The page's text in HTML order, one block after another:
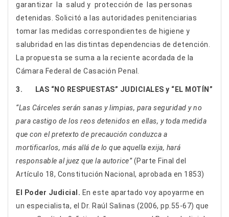
garantizar la salud y protección de las personas
detenidas. Solicitó a las autoridades penitenciarias
tomar las medidas correspondientes de higiene y
salubridad en las distintas dependencias de detención.
La propuesta se suma a la reciente acordada de la
Cámara Federal de Casación Penal.
3. LAS “NO RESPUESTAS” JUDICIALES y “EL MOTÍN”
“Las Cárceles serán sanas y limpias, para seguridad y no
para castigo de los reos detenidos en ellas, y toda medida
que con el pretexto de precaución conduzca a
mortificarlos, más allá de lo que aquella exija, hará
responsable al juez que la autorice”(Parte Final del
Artículo 18, Constitución Nacional, aprobada en 1853)
El Poder Judicial. En este apartado voy apoyarme en
un especialista, el Dr. Raúl Salinas (2006, pp.55-67) que